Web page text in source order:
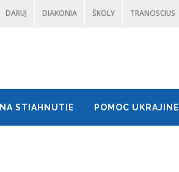
DARUJ DIAKONIA ŠKOLY TRANOSCIUS
NA STIAHNUTIE POMOC UKRAJINE